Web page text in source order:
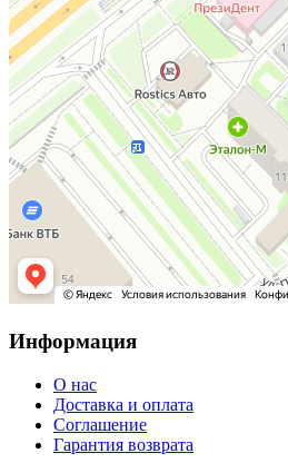
Информация
О нас
Доставка и оплата
Соглашение
Гарантия возврата